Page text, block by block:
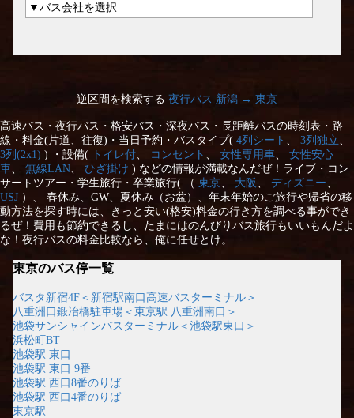
▼バス会社を選択
逆区間を検索する 夜行バス 新潟 → 東京
高速バス・夜行バス・格安バス・深夜バス・長距離バスの時刻表・路
線・料金(片道、往復)・当日予約・バスタイプ( 4列シート 3列独立
3列(2x1) ) ・設備( トイレ付 コンセント 女性専用車
女性安心
車
無線LAN ひざ掛け ) などの情報が満載なんだぜ！ライブ・コン
サートツアー・学生旅行・卒業旅行( （ 東京 大阪 ディズニー
USJ ）、 春休み、GW、夏休み（お盆）、年末年始のご旅行や帰省の移
動方法を探す時には、きっと安い(格安)料金の行き方を調べる事ができ
るぜ！費用も節約できるし、たまにはのんびりバス旅行もいいもんだよ
な！夜行バスの料金比較なら、俺に任せとけ。
東京のバス停一覧
バスタ新宿4F＜新宿駅南口高速バスターミナル＞
八重洲口鍛冶橋駐車場＜東京駅 八重洲南口＞
池袋サンシャインバスターミナル＜池袋駅東口＞
浜松町BT
池袋駅 東口
池袋駅 東口 9番
池袋駅 西口8番のりば
池袋駅 西口4番のりば
東京駅